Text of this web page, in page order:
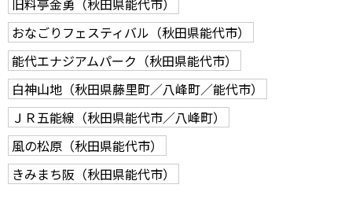
おなごりフェスティバル（秋田県能代市）
能代エナジアムパーク（秋田県能代市）
白神山地（秋田県藤里町／八峰町／能代市）
ＪＲ五能線（秋田県能代市／八峰町）
風の松原（秋田県能代市）
きみまち阪（秋田県能代市）